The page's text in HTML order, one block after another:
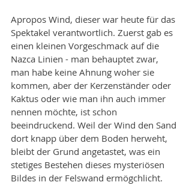
Apropos Wind, dieser war heute für das
Spektakel verantwortlich. Zuerst gab es
einen kleinen Vorgeschmack auf die
Nazca Linien - man behauptet zwar,
man habe keine Ahnung woher sie
kommen, aber der Kerzenständer oder
Kaktus oder wie man ihn auch immer
nennen möchte, ist schon
beeindruckend. Weil der Wind den Sand
dort knapp über dem Boden herweht,
bleibt der Grund angetastet, was ein
stetiges Bestehen dieses mysteriösen
Bildes in der Felswand ermögchlicht.